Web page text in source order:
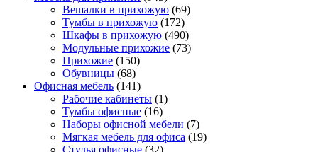
Вешалки в прихожую (69)
Тумбы в прихожую (172)
Шкафы в прихожую (490)
Модульные прихожие (73)
Прихожие (150)
Обувницы (68)
Офисная мебель (141)
Рабочие кабинеты (1)
Тумбы офисные (16)
Наборы офисной мебели (7)
Мягкая мебель для офиса (19)